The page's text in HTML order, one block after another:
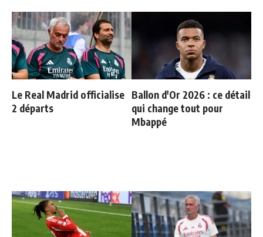
Le Real Madrid officialise
2 départs
Ballon d'Or 2026 : ce détail
qui change tout pour
Mbappé